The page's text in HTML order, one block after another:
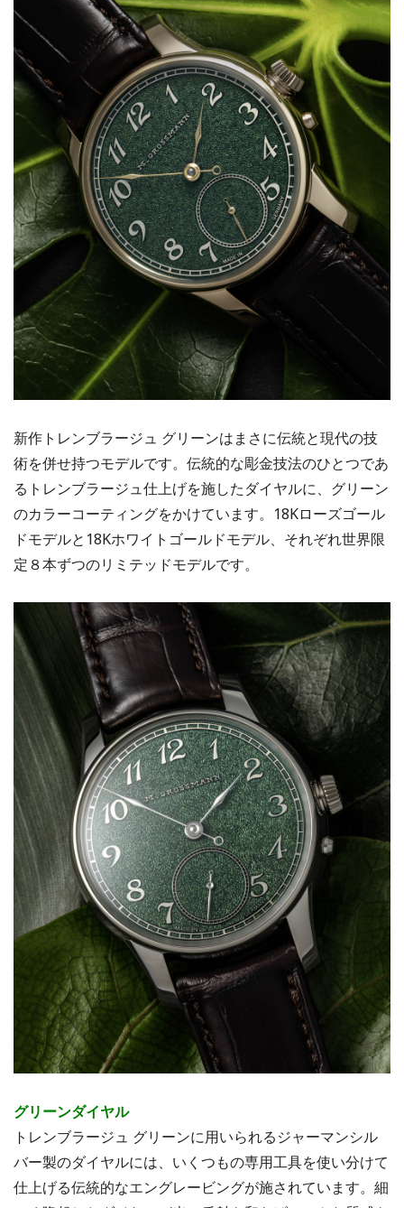
新作トレンブラージュ グリーンはまさに伝統と現代の技
術を併せ持つモデルです。伝統的な彫金技法のひとつであ
るトレンブラージュ仕上げを施したダイヤルに、グリーン
のカラーコーティングをかけています。18Kローズゴール
ドモデルと18Kホワイトゴールドモデル、それぞれ世界限
定８本ずつのリミテッドモデルです。
グリーンダイヤル
トレンブラージュ グリーンに用いられるジャーマンシル
バー製のダイヤルには、いくつもの専用工具を使い分けて
仕上げる伝統的なエングレービングが施されています。細